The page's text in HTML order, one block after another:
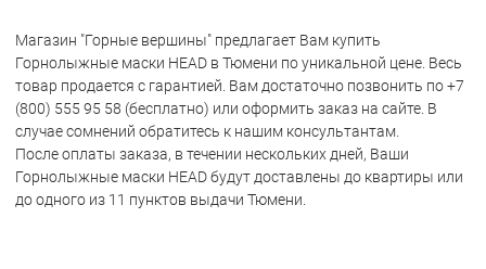
Магазин "Горные вершины" предлагает Вам купить
Горнолыжные маски HEAD в Тюмени по уникальной цене. Весь
товар продается с гарантией. Вам достаточно позвонить по +7
(800) 555 95 58 (бесплатно) или оформить заказ на сайте. В
случае сомнений обратитесь к нашим консультантам.
После оплаты заказа, в течении нескольких дней, Ваши
Горнолыжные маски HEAD будут доставлены до квартиры или
до одного из 11 пунктов выдачи Тюмени.